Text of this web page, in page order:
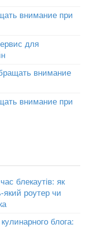
внимание при
для
внимание
внимание при
блекаутів: як
який роутер чи
блога: